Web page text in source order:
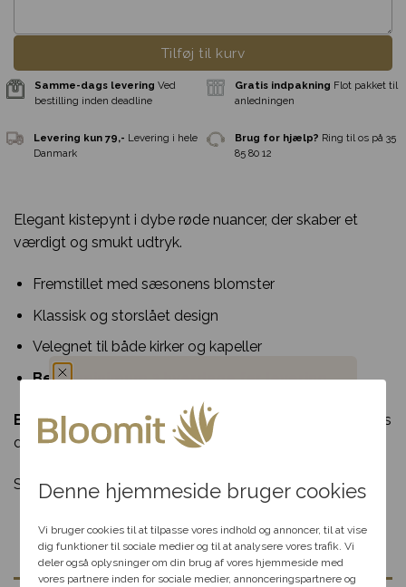
Denne hjemmeside bruger cookies
Vi bruger cookies til at tilpasse vores indhold og annoncer, til at vise
dig funktioner til sociale medier og til at analysere vores trafik. Vi
deler også oplysninger om din brug af vores hjemmeside med
vores partnere inden for sociale medier, annonceringspartnere og
Elegant kistepynt i dybe røde nuancer, der skaber et
værdigt og smukt udtryk.
Fremstillet med sæsonens blomster
Klassisk og storslået design
Velegnet til både kirker og kapeller
Bestil minimum 2 hverdage før levering
Bemærk:Produktet kan variere alt efter sortimentet hos
den enkelte blomsterbutik.
Se flere mindeprodukter i vores Begravelsekategori.
Tilføj til kurv
Samme-dags leveringVed
bestilling inden deadline
Danmark
85 80 12
Du har fået en
passer til dig, så hjælper vi
dig videre med at finde den
perfekte rabat til dit svar.